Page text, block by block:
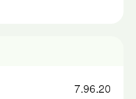
7.96.20